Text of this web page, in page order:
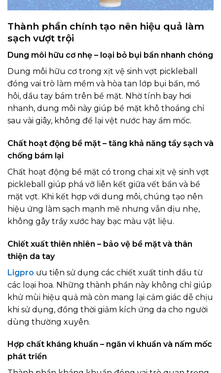
Thành phần chính tạo nên hiệu quả làm
sạch vượt trội
Dung môi hữu cơ nhẹ – loại bỏ bụi bẩn nhanh chóng
Dung môi hữu cơ trong xịt vệ sinh vợt pickleball
đóng vai trò làm mềm và hòa tan lớp bụi bẩn, mồ
hôi, dầu tay bám trên bề mặt. Nhờ tính bay hơi
nhanh, dung môi này giúp bề mặt khô thoáng chỉ
sau vài giây, không để lại vệt nước hay ẩm mốc.
Chất hoạt động bề mặt – tăng khả năng tẩy sạch và
chống bám lại
Chất hoạt động bề mặt có trong chai xịt vệ sinh vợt
pickleball giúp phá vỡ liên kết giữa vết bẩn và bề
mặt vợt. Khi kết hợp với dung môi, chúng tạo nên
hiệu ứng làm sạch mạnh mẽ nhưng vẫn dịu nhẹ,
không gây trầy xước hay bạc màu vật liệu.
Chiết xuất thiên nhiên – bảo vệ bề mặt và thân
thiện da tay
Ligpro ưu tiên sử dụng các chiết xuất tinh dầu từ
các loại hoa. Những thành phần này không chỉ giúp
khử mùi hiệu quả mà còn mang lại cảm giác dễ chịu
khi sử dụng, đồng thời giảm kích ứng da cho người
dùng thường xuyên.
Hợp chất kháng khuẩn – ngăn vi khuẩn và nấm mốc
phát triển